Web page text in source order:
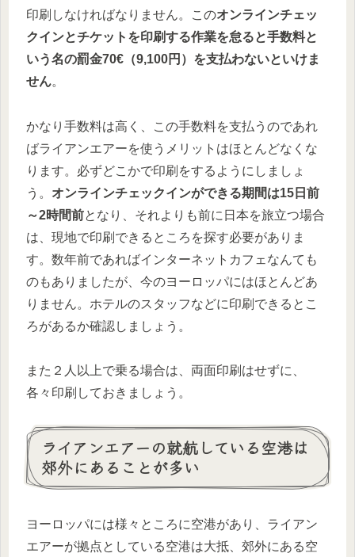
印刷しなければなりません。このオンラインチェッ
クインとチケットを印刷する作業を怠ると手数料と
いう名の罰金70€（9,100円）を支払わないといけま
せん。
かなり手数料は高く、この手数料を支払うのであれ
ばライアンエアーを使うメリットはほとんどなくな
ります。必ずどこかで印刷をするようにしましょ
う。 オンラインチェックインができる期間は15日前
～2時間前となり、それよりも前に日本を旅立つ場合
は、現地で印刷できるところを探す必要がありま
す。数年前であればインターネットカフェなんても
のもありましたが、今のヨーロッパにはほとんどあ
りません。ホテルのスタッフなどに印刷できるとこ
ろがあるか確認しましょう。
また２人以上で乗る場合は、両面印刷はせずに、
各々印刷しておきましょう。
ライアンエアーの就航している空港は
郊外にあることが多い
ヨーロッパには様々ところに空港があり、ライアン
エアーが拠点としている空港は大抵、郊外にある空